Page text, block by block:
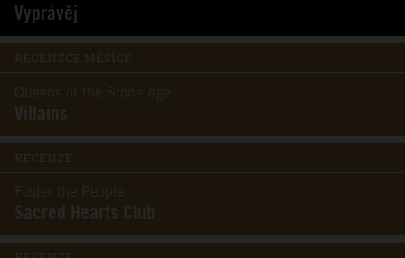
Vyprávěj
RECENZCE MĚSÍCE
Queens of the Stone Age
Villains
RECENZE
Foster the People
Sacred Hearts Club